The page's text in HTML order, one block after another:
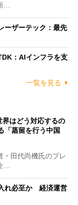
…
ーザーテック：最先
：AIインフラを支
一覧を見る
はどう対応するの
蒸留を行う中国
田代尚機氏のプレ
…
れ必至か 経済運営